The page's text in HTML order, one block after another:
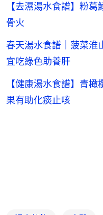
【去濕湯水食譜】粉
骨火
春天湯水食譜｜菠菜
宜吃綠色助養肝
【健康湯水食譜】青
果有助化痰止咳